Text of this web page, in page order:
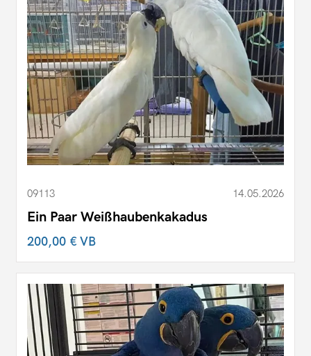
09113 14.05.2026
Ein Paar Weißhaubenkakadus
200,00 €VB